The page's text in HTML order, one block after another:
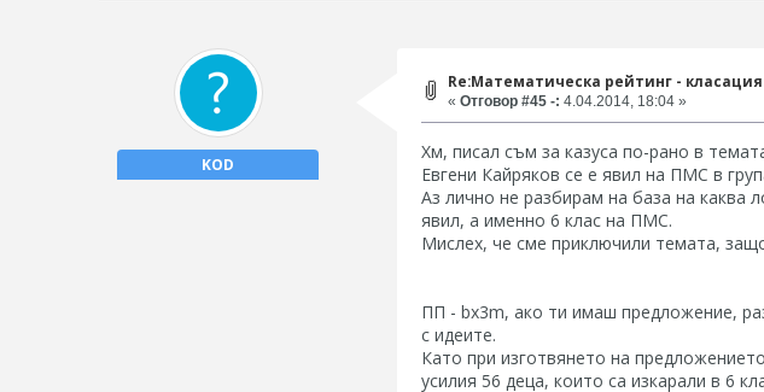
KOD
Re:Математическа рейтинг -
« Отговор #45 -: 4.04.2014, 18:04 »
Хм, писал съм за казуса по-рано в
Евгени Кайряков се е явил на ПМС в
Аз лично не разбирам на база на каква
явил, а именно 6 клас на ПМС.
Мислех, че сме приключили темата,
ПП - bx3m, ако ти имаш предложение,
с идеите.
Като при изготвянето на
усилия 56 деца, които са изкарали в 6